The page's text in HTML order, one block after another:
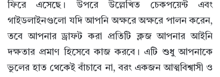
ফিরে এসেছে। উপরে উল্লেখিত চেকপয়েন্ট এবং
গাইডলাইনগুলো যদি আপনি অক্ষরে অক্ষরে পালন করেন,
তবে আপনার ড্রাফট করা প্রতিটি ক্লজ আপনার আইনি
দক্ষতার প্রমাণ হিসেবে কাজ করবে। এটি শুধু আপনাকে
ভুলের হাত থেকেই বাঁচাবে না, বরং একজন আত্মবিশ্বাসী ও